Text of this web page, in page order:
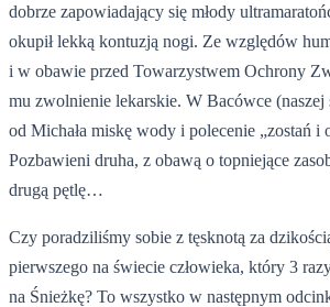
dobrze zapowiadający się młody
okupił lekką kontuzją nogi. Ze względów
i w obawie przed Towarzystwem Ochrony
mu zwolnienie lekarskie. W Bacówce (naszej
od Michała miskę wody i polecenie „zostań i
Pozbawieni druha, z obawą o topniejące
drugą pętlę…
Czy poradziliśmy sobie z tęsknotą za
pierwszego na świecie człowieka, który 3
na Śnieżkę? To wszystko w następnym